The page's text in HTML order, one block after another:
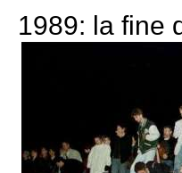
1989: la fine